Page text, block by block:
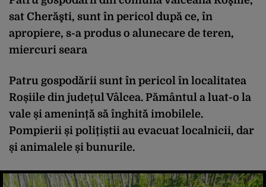
sat Cherăşti, sunt în pericol după ce, în
apropiere, s-a produs o alunecare de teren,
miercuri seara
Patru gospodării sunt în pericol în localitatea
Roșiile din județul Vâlcea. Pământul a luat-o la
vale și amenință să înghită imobilele.
Pompierii și polițiștii au evacuat localnicii, dar
și animalele și bunurile.